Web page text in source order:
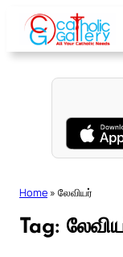
content
Home » லேவியர்
Tag: